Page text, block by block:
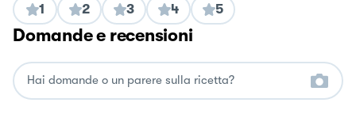
1 2 3 4 5
Domande e recensioni